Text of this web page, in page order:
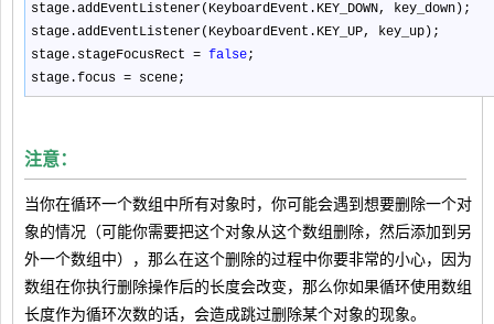
stage.addEventListener(KeyboardEvent.KEY_DOWN, key_down);
stage.addEventListener(KeyboardEvent.KEY_UP, key_up);
stage.stageFocusRect = false;
stage.focus = scene;
注意：
当你在循环一个数组中所有对象时，你可能会遇到想要删除一个对
象的情况（可能你需要把这个对象从这个数组删除，然后添加到另
外一个数组中），那么在这个删除的过程中你要非常的小心，因为
数组在你执行删除操作后的长度会改变，那么你如果循环使用数组
长度作为循环次数的话，会造成跳过删除某个对象的现象。